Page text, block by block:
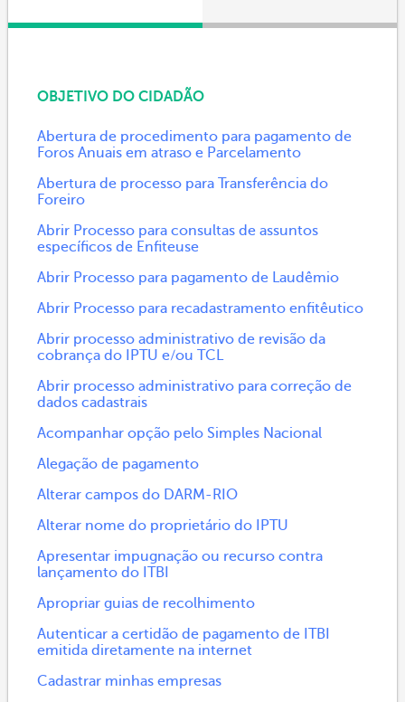
OBJETIVO DO CIDADÃO
Abertura de procedimento para pagamento de
Foros Anuais em atraso e Parcelamento
Abertura de processo para Transferência do
Foreiro
Abrir Processo para consultas de assuntos
específicos de Enfiteuse
Abrir Processo para pagamento de Laudêmio
Abrir Processo para recadastramento enfitêutico
Abrir processo administrativo de revisão da
cobrança do IPTU e/ou TCL
Abrir processo administrativo para correção de
dados cadastrais
Acompanhar opção pelo Simples Nacional
Alegação de pagamento
Alterar campos do DARM-RIO
Alterar nome do proprietário do IPTU
Apresentar impugnação ou recurso contra
lançamento do ITBI
Apropriar guias de recolhimento
Autenticar a certidão de pagamento de ITBI
emitida diretamente na internet
Cadastrar minhas empresas